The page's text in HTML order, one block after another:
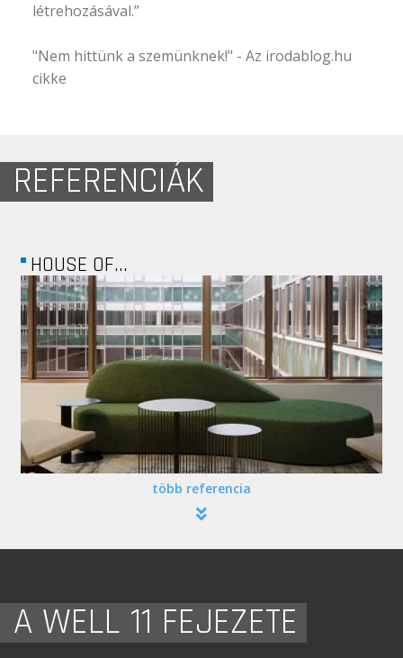
létrehozásával.”
"Nem hittünk a szemünknek!" -Az irodablog.hu
cikke
REFERENCIÁK
DIZAIN- ALUFEX
több referencia
A WELL 11 FEJEZETE